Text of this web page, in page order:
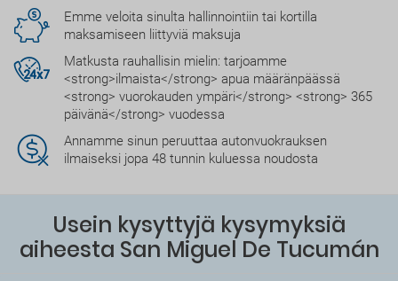
Emme veloita sinulta hallinnointiin tai kortilla
maksamiseen liittyviä maksuja
Matkusta rauhallisin mielin: tarjoamme
<strong>ilmaista</strong> apua määränpäässä
<strong> vuorokauden ympäri</strong> <strong> 365
päivänä</strong> vuodessa
Annamme sinun peruuttaa autonvuokrauksen
ilmaiseksi jopa 48 tunnin kuluessa noudosta
Usein kysyttyjä kysymyksiä
aiheesta San Miguel De Tucumán